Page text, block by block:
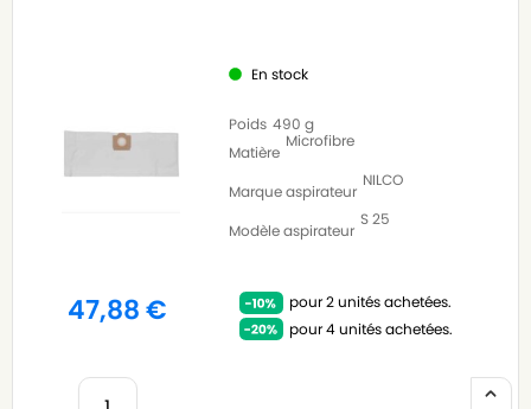
En stock
Poids 490 g
Matière
Microfibre
Marque aspirateur
NILCO
Modèle aspirateur
S 25
47,88€
pour 2 unités achetées.
pour 4 unités achetées.